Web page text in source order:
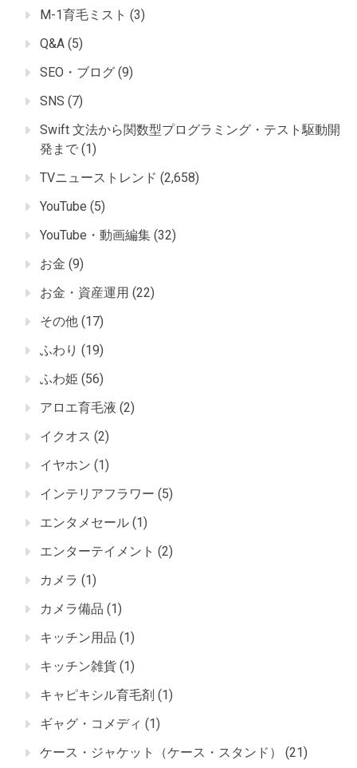
M-1育毛ミスト (3)
Q&A (5)
SEO・ブログ (9)
SNS (7)
Swift 文法から関数型プログラミング・テスト駆動開
発まで (1)
TVニューストレンド (2,658)
YouTube (5)
YouTube・動画編集 (32)
お金 (9)
お金・資産運用 (22)
その他 (17)
ふわり (19)
ふわ姫 (56)
アロエ育毛液 (2)
イクオス (2)
イヤホン (1)
インテリアフラワー (5)
エンタメセール (1)
エンターテイメント (2)
カメラ (1)
カメラ備品 (1)
キッチン用品 (1)
キッチン雑貨 (1)
キャピキシル育毛剤 (1)
ギャグ・コメディ (1)
ケース・ジャケット（ケース・スタンド）
(21)